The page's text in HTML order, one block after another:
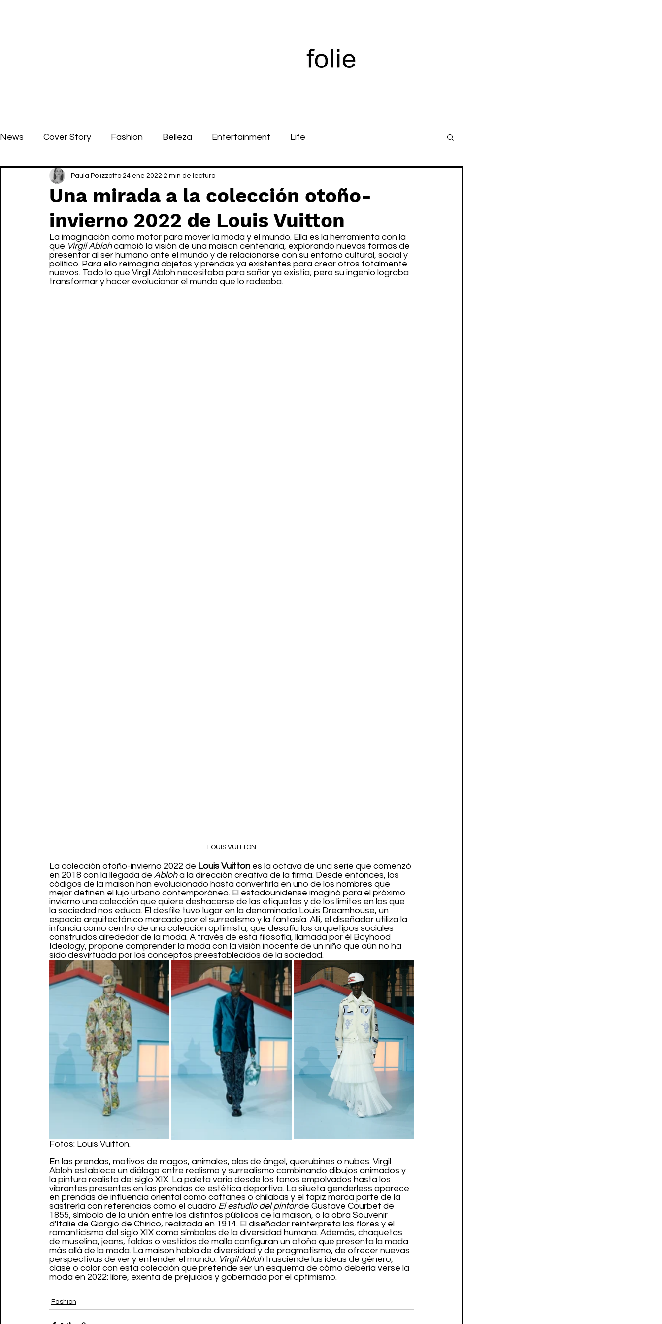
News Cover Story Fashion Belleza Entertainment Life
Una mirada a la colección otoño-
invierno 2022 de Louis Vuitton
Paula Polizzotto 24 ene 2022 2 min de lectura
La imaginación como motor para mover la moda y el mundo. Ella es la herramienta con la
que Virgil Abloh cambió la visión de una maison centenaria, explorando nuevas formas de
presentar al ser humano ante el mundo y de relacionarse con su entorno cultural, social y
político. Para ello reimagina objetos y prendas ya existentes para crear otros totalmente
nuevos. Todo lo que Virgil Abloh necesitaba para soñar ya existía; pero su ingenio lograba
transformar y hacer evolucionar el mundo que lo rodeaba.
LOUIS VUITTON
La colección otoño-invierno 2022 de Louis Vuitton es la octava de una serie que comenzó
en 2018 con la llegada de Abloh a la dirección creativa de la firma. Desde entonces, los
códigos de la maison han evolucionado hasta convertirla en uno de los nombres que
mejor definen el lujo urbano contemporáneo. El estadounidense imaginó para el próximo
invierno una colección que quiere deshacerse de las etiquetas y de los límites en los que
la sociedad nos educa. El desfile tuvo lugar en la denominada Louis Dreamhouse, un
espacio arquitectónico marcado por el surrealismo y la fantasía. Allí, el diseñador utiliza la
infancia como centro de una colección optimista, que desafía los arquetipos sociales
construidos alrededor de la moda. A través de esta filosofía, llamada por él Boyhood
Ideology, propone comprender la moda con la visión inocente de un niño que aún no ha
sido desvirtuada por los conceptos preestablecidos de la sociedad.
Fotos: Louis Vuitton.
En las prendas, motivos de magos, animales, alas de ángel, querubines o nubes. Virgil
Abloh establece un diálogo entre realismo y surrealismo combinando dibujos animados y
la pintura realista del siglo XIX. La paleta varía desde los tonos empolvados hasta los
vibrantes presentes en las prendas de estética deportiva. La silueta genderless aparece
en prendas de influencia oriental como caftanes o chilabas y el tapiz marca parte de la
sastrería con referencias como el cuadro El estudio del pintor de Gustave Courbet de
1855, símbolo de la unión entre los distintos públicos de la maison, o la obra Souvenir
d'Italie de Giorgio de Chirico, realizada en 1914. El diseñador reinterpreta las flores y el
romanticismo del siglo XIX como símbolos de la diversidad humana. Además, chaquetas
de muselina, jeans, faldas o vestidos de malla configuran un otoño que presenta la moda
más allá de la moda. La maison habla de diversidad y de pragmatismo, de ofrecer nuevas
perspectivas de ver y entender el mundo. Virgil Abloh trasciende las ideas de género,
clase o color con esta colección que pretende ser un esquema de cómo debería verse la
moda en 2022: libre, exenta de prejuicios y gobernada por el optimismo.
Fashion